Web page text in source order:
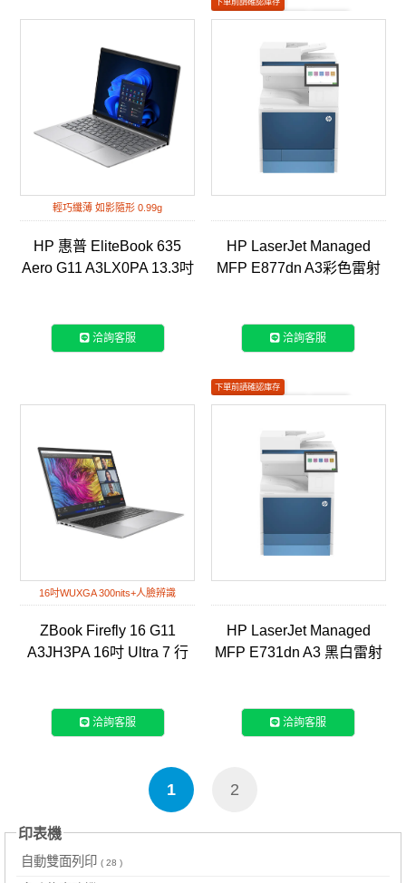
輕巧纖薄 如影隨形 0.99g
HP 惠普 EliteBook 635
Aero G11 A3LX0PA 13.3吋
洽詢客服
下單前請確認庫存
如有安裝需求請聯繫客服
彩色列印
HP LaserJet Managed
MFP E877dn A3彩色雷射
洽詢客服
16吋WUXGA 300nits+人臉辨識
ZBook Firefly 16 G11
A3JH3PA 16吋 Ultra 7 行
洽詢客服
下單前請確認庫存
如有安裝需求請聯繫客服
黑白列印
HP LaserJet Managed
MFP E731dn A3 黑白雷射
洽詢客服
1 2
印表機
自動雙面列印 ( 28 )